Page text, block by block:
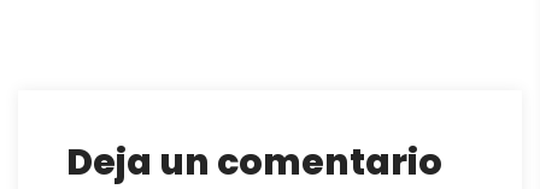
Deja un comentario